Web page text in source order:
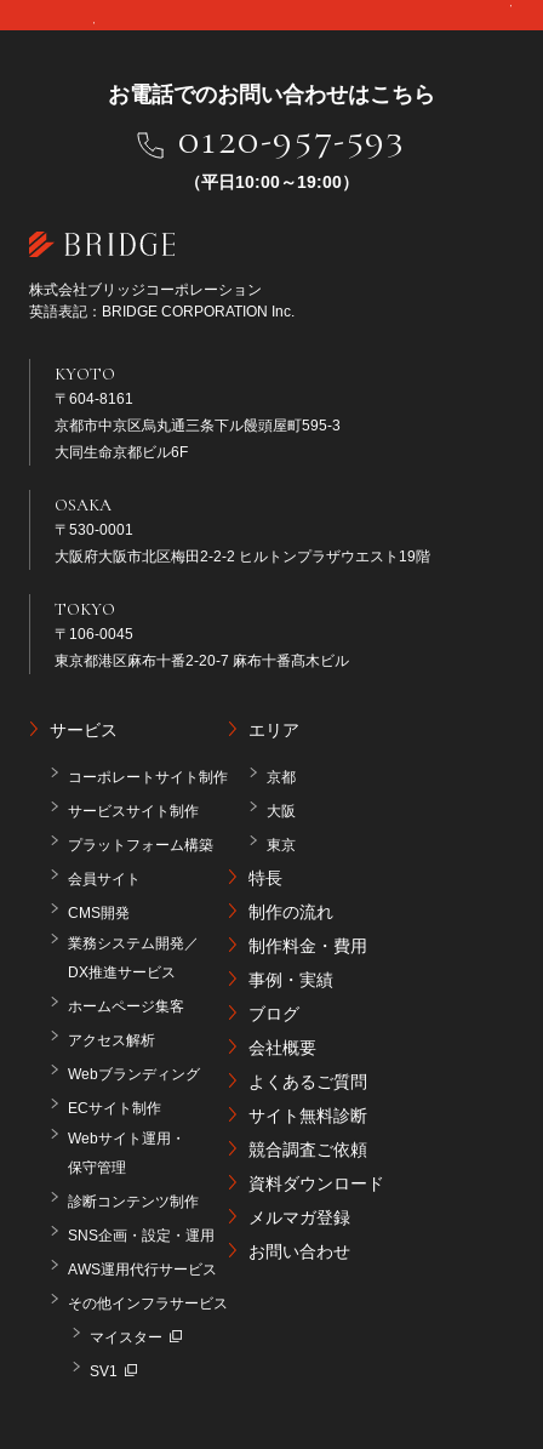
お電話でのお問い合わせはこちら
0120-957-593
（平日10:00～19:00）
株式会社ブリッジコーポレーション
英語表記：BRIDGE CORPORATION Inc.
KYOTO
〒604-8161
京都市中京区烏丸通三条下ル饅頭屋町595-3
大同生命京都ビル6F
OSAKA
〒530-0001
大阪府大阪市北区梅田2-2-2 ヒルトンプラザウエスト19階
TOKYO
〒106-0045
東京都港区麻布十番2-20-7 麻布十番髙木ビル
サービス
コーポレートサイト制作
サービスサイト制作
プラットフォーム構築
会員サイト
CMS開発
業務システム開発／
DX推進サービス
ホームページ集客
アクセス解析
Webブランディング
ECサイト制作
Webサイト運用・
保守管理
診断コンテンツ制作
SNS企画・設定・運用
AWS運用代行サービス
その他インフラサービス
マイスター
SV1
エリア
京都
大阪
東京
特長
制作の流れ
制作料金・費用
事例・実績
ブログ
会社概要
よくあるご質問
サイト無料診断
競合調査ご依頼
資料ダウンロード
メルマガ登録
お問い合わせ